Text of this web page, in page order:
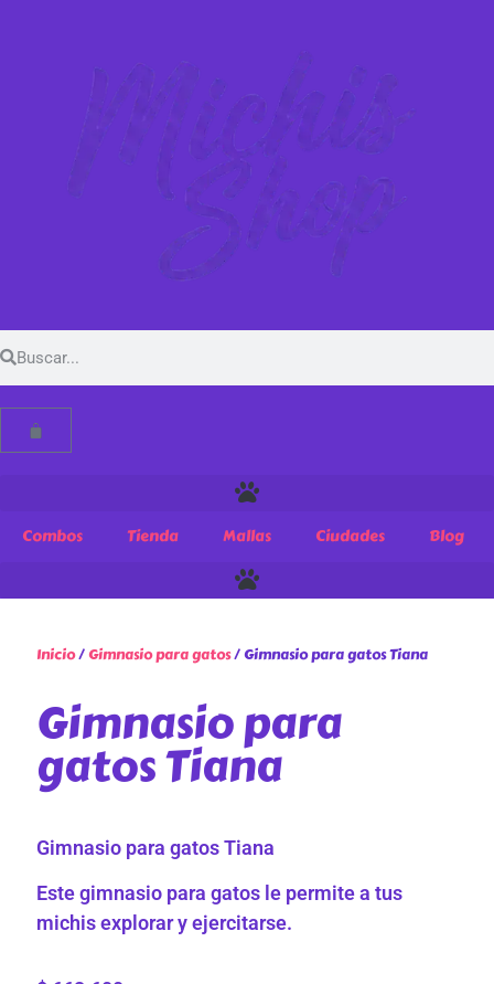
Combos Tienda Mallas Ciudades Blog
Inicio/Gimnasio para gatos/ Gimnasio para gatos Tiana
Gimnasio para
gatos Tiana
Gimnasio para gatos Tiana
Este gimnasio para gatos le permite a tus
michis explorar y ejercitarse.